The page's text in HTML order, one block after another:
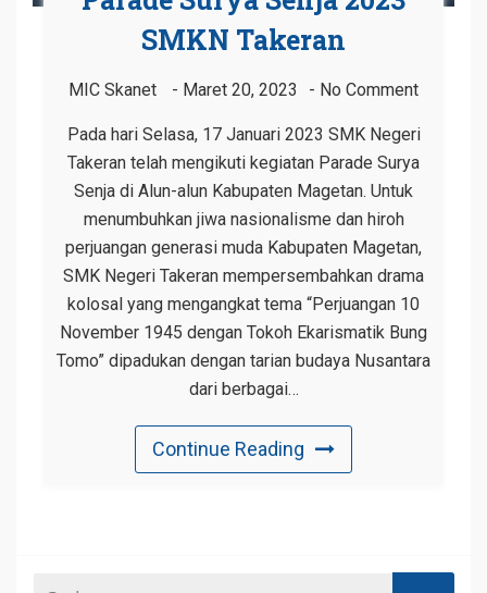
SMKN Takeran
MIC Skanet Maret 20, 2023 No Comment
Pada hari Selasa, 17 Januari 2023 SMK Negeri
Takeran telah mengikuti kegiatan Parade Surya
Senja di Alun-alun Kabupaten Magetan. Untuk
menumbuhkan jiwa nasionalisme dan hiroh
perjuangan generasi muda Kabupaten Magetan,
SMK Negeri Takeran mempersembahkan drama
kolosal yang mengangkat tema “Perjuangan 10
November 1945 dengan Tokoh Ekarismatik Bung
Tomo” dipadukan dengan tarian budaya Nusantara
dari berbagai…
Continue Reading